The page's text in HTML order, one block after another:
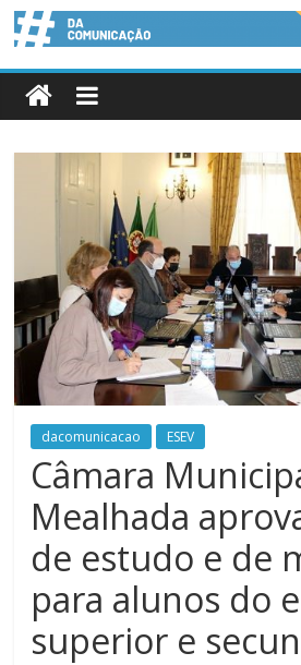
dacomunicacao ESEV
Câmara
Mealhada
de estudo e de
para alunos do
superior e